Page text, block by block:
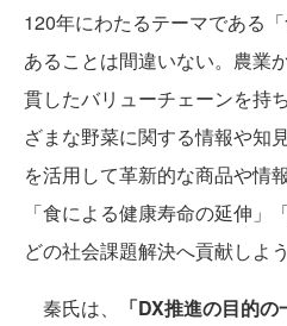
120年にわたるテーマである
あることは間違いない。農業
貫したバリューチェーンを持
ざまな野菜に関する情報や知
を活用して革新的な商品や情
「食による健康寿命の延伸」
どの社会課題解決へ貢献しよ
秦氏は、
「DX推進の目的